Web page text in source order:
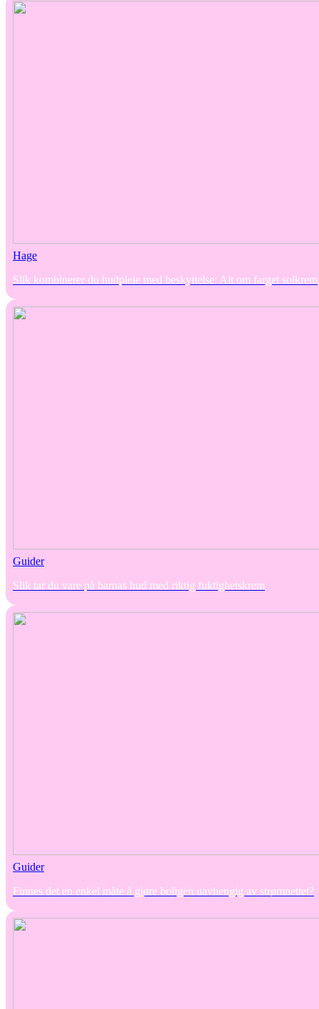
Hage
Slik kombinerer du hudpleie med beskyttelse: Alt om farget solkrem
Guider
Slik tar du vare på barnas hud med riktig fuktighetskrem
Guider
Finnes det en enkel måte å gjøre boligen uavhengig av strømnettet?